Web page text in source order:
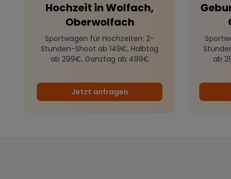
Hochzeit inWolfach,
Oberwolfach
Sportwagen für Hochzeiten: 2-
Stunden-Shoot ab 149€, Halbtag
ab 299€, Ganztag ab 499€
Jetzt anfragen
ab